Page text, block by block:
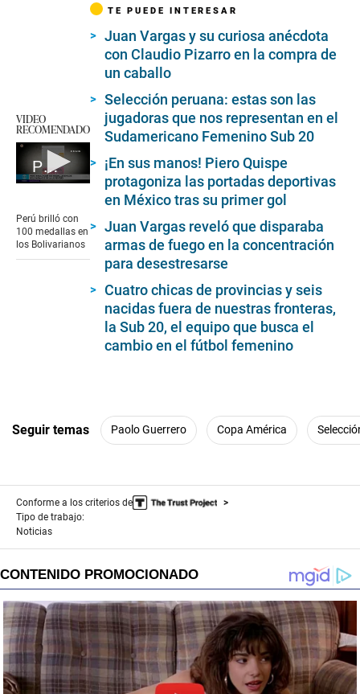
VIDEO
RECOMENDADO
Perú brilló con 100 medallas en los Bolivarianos
of
2
minutes,
Perú brilló con
100 medallas en
los Bolivarianos
TE PUEDE INTERESAR
Juan Vargas y su curiosa anécdota
con Claudio Pizarro en la compra de
un caballo
Selección peruana: estas son las
jugadoras que nos representan en el
Sudamericano Femenino Sub 20
¡En sus manos! Piero Quispe
protagoniza las portadas deportivas
en México tras su primer gol
Juan Vargas reveló que disparaba
armas de fuego en la concentración
para desestresarse
Cuatro chicas de provincias y seis
nacidas fuera de nuestras fronteras,
la Sub 20, el equipo que busca el
cambio en el fútbol femenino
Seguir temas Paolo Guerrero Copa América
Conforme a los criterios de
Tipo de trabajo:
Noticias